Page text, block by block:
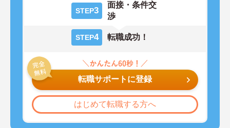
STEP3
面接・条件交
渉
STEP4 転職成功！
転職サポートに登録
はじめて転職する方へ